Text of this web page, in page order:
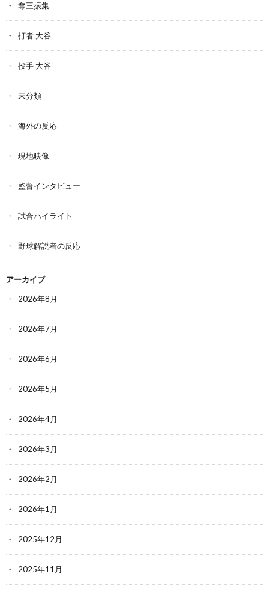
奪三振集
打者 大谷
投手 大谷
未分類
海外の反応
現地映像
監督インタビュー
試合ハイライト
野球解説者の反応
アーカイブ
2026年8月
2026年7月
2026年6月
2026年5月
2026年4月
2026年3月
2026年2月
2026年1月
2025年12月
2025年11月